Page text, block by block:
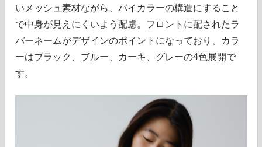
いメッシュ素材ながら、バイカラーの構造にすること
で中身が見えにくいよう配慮。フロントに配されたラ
バーネームがデザインのポイントになっており、カラ
ーはブラック、ブルー、カーキ、グレーの4色展開で
す。